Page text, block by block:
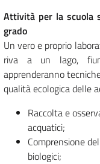
Attività per la scuola
grado
Un vero e proprio
riva a un lago,
apprenderanno
qualità ecologica delle
Raccolta e
acquatici;
Comprensione
biologici;